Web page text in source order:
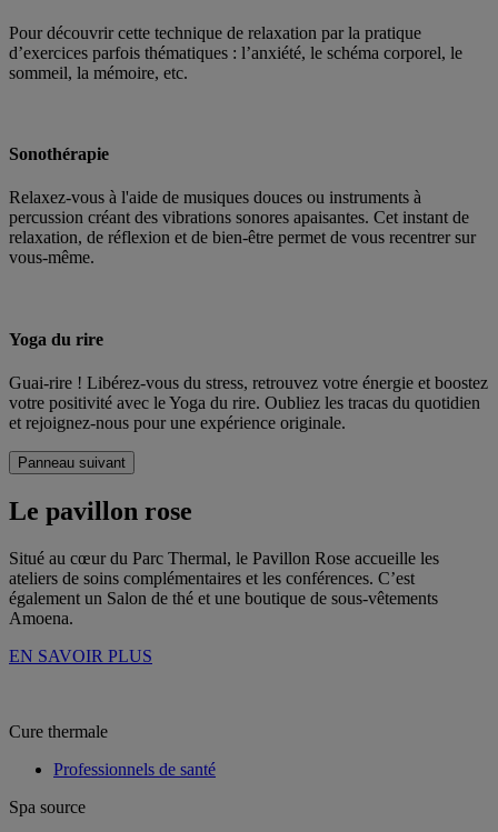
Pour découvrir cette technique de relaxation par la pratique
d’exercices parfois thématiques : l’anxiété, le schéma corporel, le
sommeil, la mémoire, etc.
Sonothérapie
Relaxez-vous à l'aide de musiques douces ou instruments à
percussion créant des vibrations sonores apaisantes. Cet instant de
relaxation, de réflexion et de bien-être permet de vous recentrer sur
vous-même.
Yoga du rire
Guai-rire ! Libérez-vous du stress, retrouvez votre énergie et boostez
votre positivité avec le Yoga du rire. Oubliez les tracas du quotidien
et rejoignez-nous pour une expérience originale.
Panneau suivant
Le pavillon rose
Situé au cœur du Parc Thermal, le Pavillon Rose accueille les
ateliers de soins complémentaires et les conférences. C’est
également un Salon de thé et une boutique de sous-vêtements
Amoena.
EN SAVOIR PLUS
Cure thermale
Professionnels de santé
Spa source